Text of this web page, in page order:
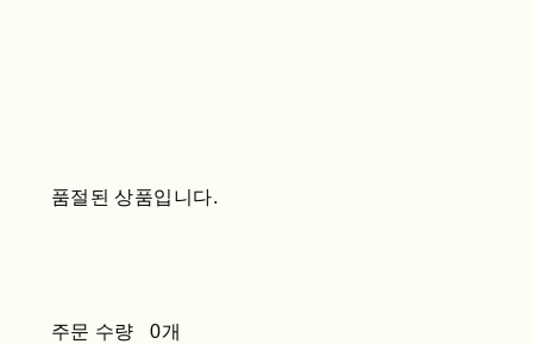
품절된 상품입니다.
주문 수량
0개